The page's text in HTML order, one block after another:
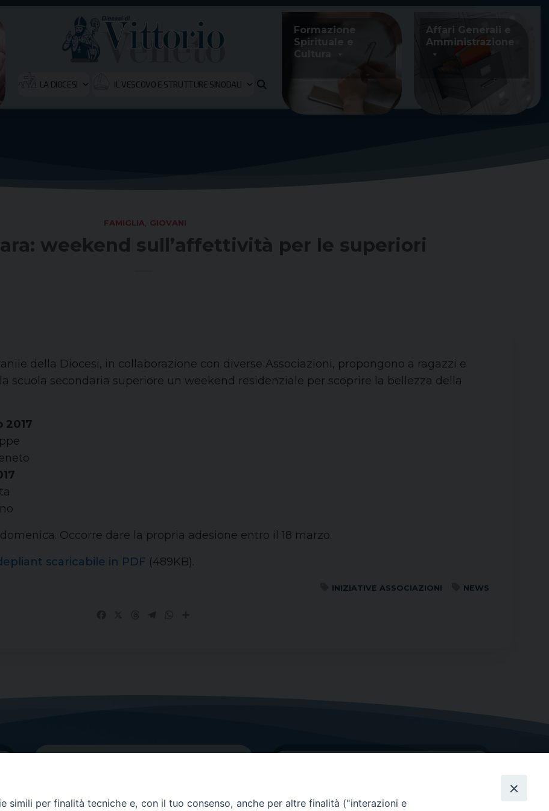
LA DIOCESI IL VESCOVO E STRUTTURE SINODALI
Formazione
Spirituale e
Cultura
Affari Generali e
Amministrazione
FAMIGLIA GIOVANI
weekend sull’affettività per le superiori
della Diocesi, in collaborazione con diverse Associazioni, propongono a ragazzi e
scuola secondaria superiore un weekend residenziale per scoprire la bellezza della
2017
Occorre dare la propria adesione entro il 18 marzo.
scaricabile in PDF (489KB).
INIZIATIVE ASSOCIAZIONI
NEWS
simili per finalità tecniche e, con il tuo consenso, anche per altre finalità ("interazioni e